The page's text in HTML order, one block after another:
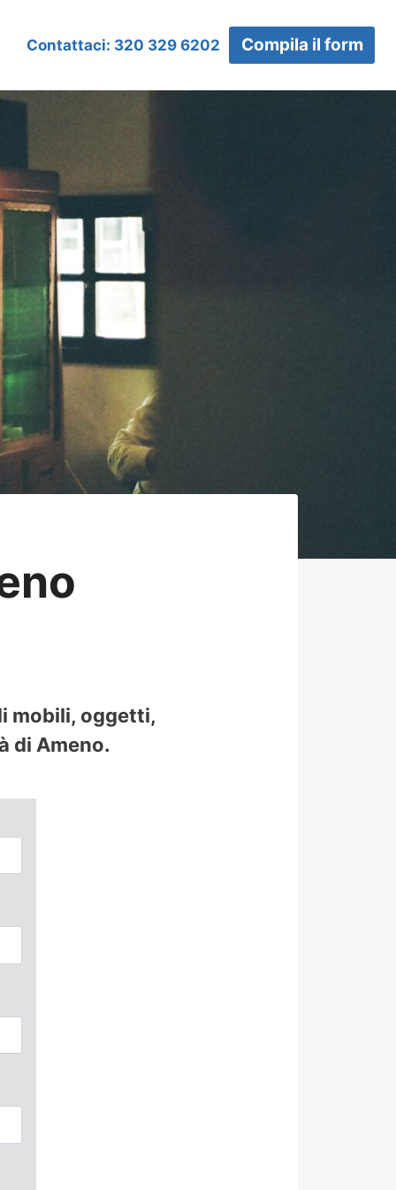
Contattaci: 320 329 6202 Compila il form
mobili, oggetti,
di Ameno.